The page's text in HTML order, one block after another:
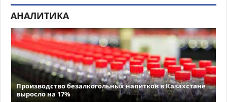
АНАЛИТИКА
Производство безалкогольных напитков в Казахстане
выросло на 17%